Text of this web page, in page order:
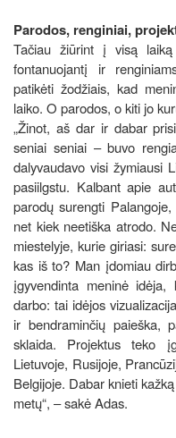
Parodos, renginiai,
Tačiau žiūrint į visą
fontanuojantį ir
patikėti žodžiais, kad
laiko. O parodos, o kiti jo
„Žinot, aš dar ir dabar
seniai seniai – buvo
dalyvaudavo visi žymiausi
pasiilgstu. Kalbant apie
parodų surengti
net kiek neetiška atrodo.
miestelyje, kurie giriasi:
kas iš to? Man įdomiau
įgyvendinta meninė
darbo: tai idėjos
ir bendraminčių paieška,
sklaida. Projektus teko
Lietuvoje, Rusijoje,
Belgijoje. Dabar knieti
metų“, – sakė Adas.